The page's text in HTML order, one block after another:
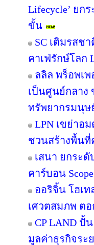
Lifecycle’ ยก
ขั้น
SC เติมรสชา
คาเฟ่รักษ์โลก
ลลิล พร็อพเ
เป็นศูนย์กลาง
ทรัพยากรมนุษ
LPN เขย่าอ
ชวนสร้างพื้นที่
เสนา ยกระดั
คาร์บอน
ออริจิ้น โฮเท
เศวตสมภพ ตอ
CP LAND ปั้
มูลค่าธุรกิจระ